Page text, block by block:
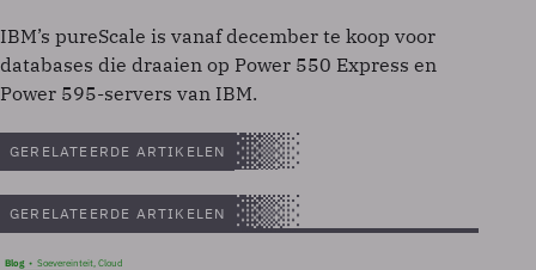
IBM’s pureScale is vanaf december te koop voor
databases die draaien op Power 550 Express en
Power 595-servers van IBM.
GERELATEERDE ARTIKELEN
GERELATEERDE ARTIKELEN
Blog Soevereinteit, Cloud